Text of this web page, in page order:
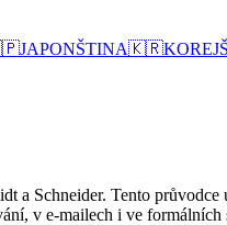
JAPONŠTINA🇰🇷
Schneider. Tento
v e-mailech i ve formálních